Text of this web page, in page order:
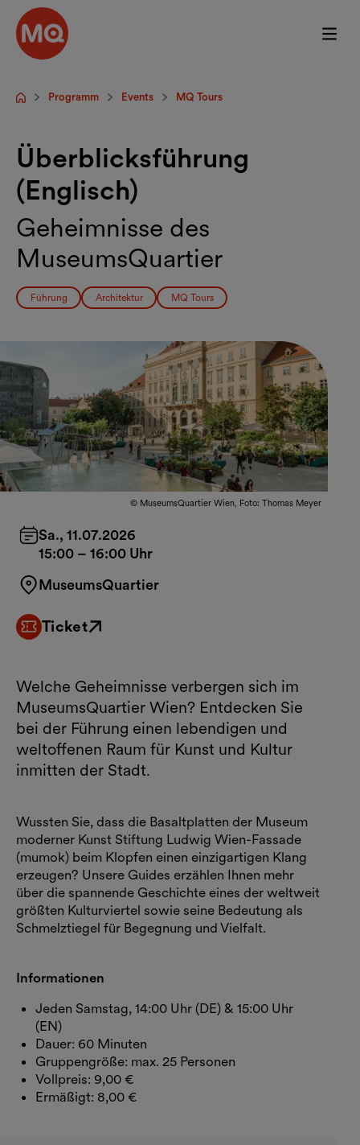
Zum Hauptinhalt springen
StartseiteProgramm Events MQ Tours
Überblicksführung
(Englisch)
Geheimnisse des
MuseumsQuartier
Führung Architektur MQ Tours
© MuseumsQuartier Wien, Foto: Thomas Meyer
Sa., 11.07.2026
15:00 – 16:00 Uhr
MuseumsQuartier
Ticket
Externer Link
Welche Geheimnisse verbergen sich im
MuseumsQuartier Wien? Entdecken Sie
bei der Führung einen lebendigen und
weltoffenen Raum für Kunst und Kultur
inmitten der Stadt.
Wussten Sie, dass die Basaltplatten der Museum
moderner Kunst Stiftung Ludwig Wien-Fassade
(mumok) beim Klopfen einen einzigartigen Klang
erzeugen? Unsere Guides erzählen Ihnen mehr
über die spannende Geschichte eines der weltweit
größten Kulturviertel sowie seine Bedeutung als
Schmelztiegel für Begegnung und Vielfalt.
Informationen
Jeden Samstag, 14:00 Uhr (DE) & 15:00 Uhr
(EN)
Dauer: 60 Minuten
Gruppengröße: max. 25 Personen
Vollpreis: 9,00 €
Ermäßigt: 8,00 €